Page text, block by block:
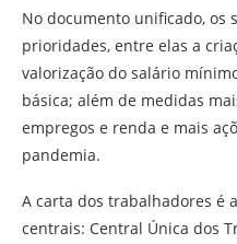
No documento unificado, os
prioridades, entre elas a
valorização do salário
básica; além de medidas
empregos e renda e mais
pandemia.
A carta dos trabalhadores é
centrais: Central Única dos